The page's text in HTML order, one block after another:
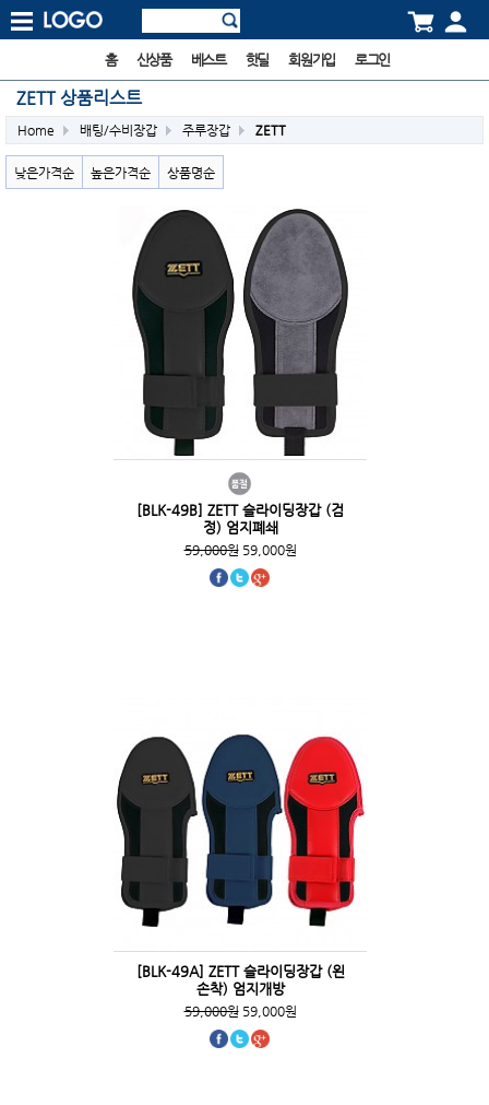
홈 신상품 베스트 핫딜 회원가입 로그인
ZETT 상품리스트
Home 배팅/수비장갑 주루장갑 ZETT
낮은가격순 높은가격순 상품명순
[BLK-49B] ZETT 슬라이딩장갑 (검
정) 엄지폐쇄
59,000원59,000원
[BLK-49A] ZETT 슬라이딩장갑 (왼
손착) 엄지개방
59,000원59,000원